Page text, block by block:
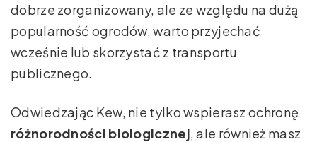
dobrze zorganizowany, ale ze względu na dużą
popularność ogrodów, warto przyjechać
wcześnie lub skorzystać z transportu
publicznego.
Odwiedzając Kew, nie tylko wspierasz ochronę
różnorodności biologicznej, ale również masz